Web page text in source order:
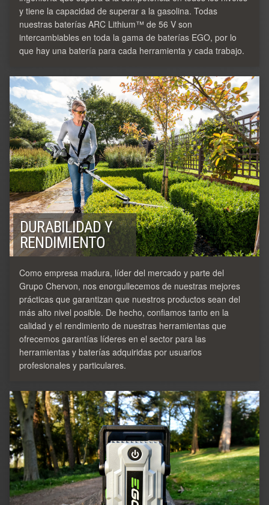
y tiene la capacidad de superar a la gasolina. Todas
nuestras baterías ARC Lithium™ de 56 V son
intercambiables en toda la gama de baterías EGO, por lo
que hay una batería para cada herramienta y cada trabajo.
DURABILIDAD Y
RENDIMIENTO
Como empresa madura, líder del mercado y parte del
Grupo Chervon, nos enorgullecemos de nuestras mejores
prácticas que garantizan que nuestros productos sean del
más alto nivel posible. De hecho, confiamos tanto en la
calidad y el rendimiento de nuestras herramientas que
ofrecemos garantías líderes en el sector para las
herramientas y baterías adquiridas por usuarios
profesionales y particulares.